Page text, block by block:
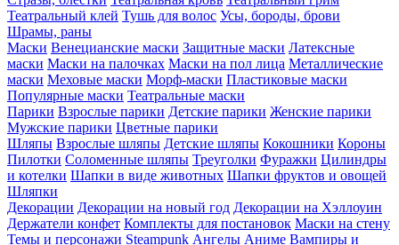
Театральный клей Тушь для волос Усы, бороды, брови
Шрамы, раны
Маски Венецианские маски Защитные маски Латексные
маски Маски на палочках Маски на пол лица Металлические
маски Меховые маски Морф-маски Пластиковые маски
Популярные маски Театральные маски
Парики Взрослые парики Детские парики Женские парики
Мужские парики Цветные парики
Шляпы Взрослые шляпы Детские шляпы Кокошники Короны
Пилотки Соломенные шляпы Треуголки Фуражки Цилиндры
и котелки Шапки в виде животных Шапки фруктов и овощей
Шляпки
Декорации Декорации на новый год Декорации на Хэллоуин
Держатели конфет Комплекты для постановок Маски на стену
Темы и персонажи Steampunk Ангелы Аниме Вампиры и